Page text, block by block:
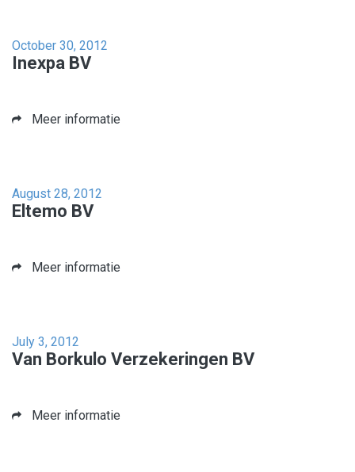
October 30, 2012
Inexpa BV
Meer informatie
August 28, 2012
Eltemo BV
Meer informatie
July 3, 2012
Van Borkulo Verzekeringen BV
Meer informatie